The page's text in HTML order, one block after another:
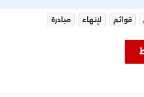
قوائم لإنهاء مبادرة
الأسواق وضبط المخالفات